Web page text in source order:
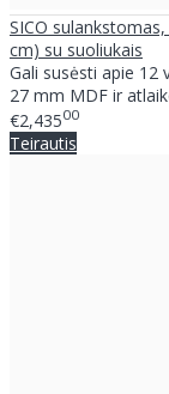
SICO
cm) su suoliukais
Gali susėsti apie 12
27 mm MDF ir
€2,43500
Teirautis